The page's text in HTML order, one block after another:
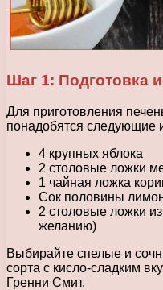
Шаг 1: Подготовка
Для приготовления
понадобятся следующие
4 крупных яблока
2 столовые ложки
1 чайная ложка
Сок половины
2 столовые ложки
желанию)
Выбирайте спелые и
сорта с кисло-сладким
Гренни Смит.